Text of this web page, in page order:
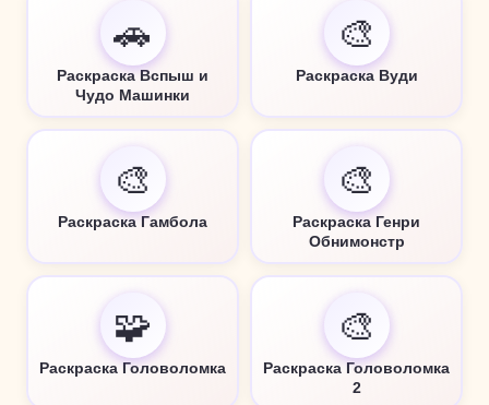
🚗
Раскраска Вспыш и
Чудо Машинки
🎨
Раскраска Вуди
🎨
Раскраска Гамбола
🎨
Раскраска Генри
Обнимонстр
🧩
Раскраска Головоломка
🎨
Раскраска Головоломка
2